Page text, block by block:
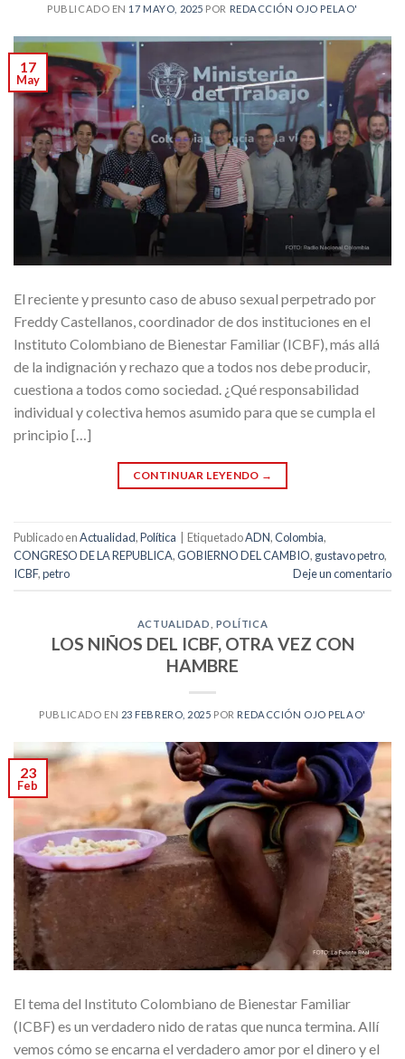
PUBLICADO EN 17 MAYO, 2025 POR REDACCIÓN OJO PELAO'
17
May
El reciente y presunto caso de abuso sexual perpetrado por
Freddy Castellanos, coordinador de dos instituciones en el
Instituto Colombiano de Bienestar Familiar (ICBF), más allá
de la indignación y rechazo que a todos nos debe producir,
cuestiona a todos como sociedad. ¿Qué responsabilidad
individual y colectiva hemos asumido para que se cumpla el
principio […]
CONTINUAR LEYENDO →
Publicado enActualidad,Política EtiquetadoADN,Colombia,
CONGRESO DE LA REPUBLICA,GOBIERNO DEL CAMBIO, gustavo petro,
ICBF,petro Deje un comentario
ACTUALIDAD POLÍTICA
LOS NIÑOS DEL ICBF, OTRA VEZ CON
HAMBRE
PUBLICADO EN 23 FEBRERO, 2025 POR REDACCIÓN OJO PELAO'
23
Feb
El tema del Instituto Colombiano de Bienestar Familiar
(ICBF) es un verdadero nido de ratas que nunca termina. Allí
vemos cómo se encarna el verdadero amor por el dinero y el